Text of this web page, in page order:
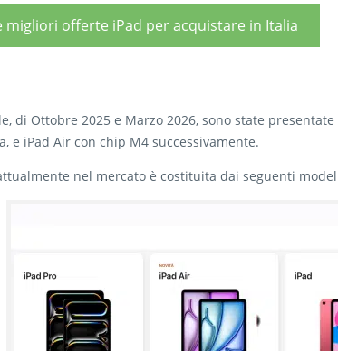
migliori offerte iPad per acquistare in Italia
di Ottobre 2025 e Marzo 2026, sono state
e iPad Air con chip M4 successivamente.
nel mercato è costituita dai seguenti